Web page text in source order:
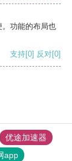
功能的布局也
支持[0] 反对[0]
优途加速器
app